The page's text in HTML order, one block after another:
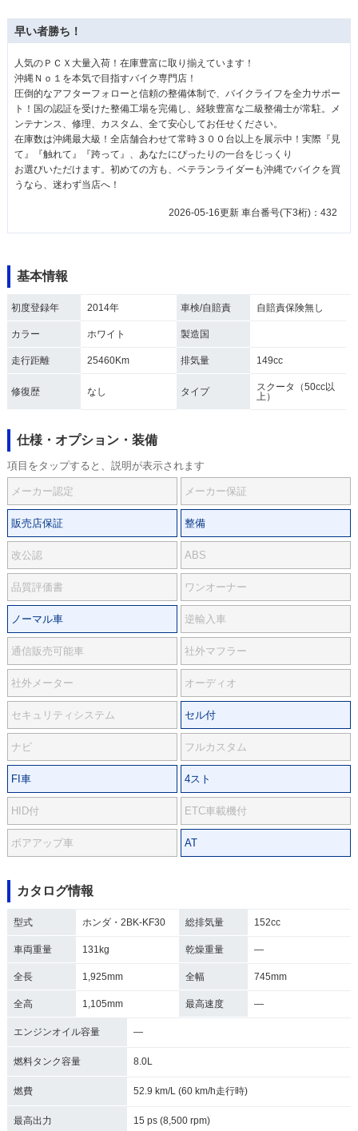
早い者勝ち！
人気のＰＣＸ大量入荷！在庫豊富に取り揃えています！
沖縄Ｎｏ１を本気で目指すバイク専門店！
圧倒的なアフターフォローと信頼の整備体制で、バイクライフを全力サポー
ト！国の認証を受けた整備工場を完備し、経験豊富な二級整備士が常駐。メ
ンテナンス、修理、カスタム、全て安心してお任せください。
在庫数は沖縄最大級！全店舗合わせて常時３００台以上を展示中！実際『見
て』『触れて』『跨って』、あなたにぴったりの一台をじっくり
お選びいただけます。初めての方も、ベテランライダーも沖縄でバイクを買
うなら、迷わず当店へ！
2026-05-16更新 車台番号(下3桁)：432
基本情報
初度登録年 2014年 車検/自賠責 自賠責保険無し
カラー ホワイト 製造国
走行距離 25460Km 排気量 149cc
修復歴 なし タイプ
スクータ（50cc以
上）
仕様・オプション・装備
項目をタップすると、説明が表示されます
メーカー認定 メーカー保証
販売店保証 整備
改公認 ABS
品質評価書 ワンオーナー
ノーマル車 逆輸入車
通信販売可能車 社外マフラー
社外メーター オーディオ
セキュリティシステム セル付
ナビ フルカスタム
FI車 4スト
HID付 ETC車載機付
ボアアップ車 AT
カタログ情報
型式 ホンダ・2BK-KF30 総排気量 152cc
車両重量 131kg 乾燥重量 ―
全長 1,925mm 全幅 745mm
全高 1,105mm 最高速度 ―
エンジンオイル容量 ―
燃料タンク容量 8.0L
燃費 52.9 km/L (60 km/h走行時)
最高出力 15 ps (8,500 rpm)